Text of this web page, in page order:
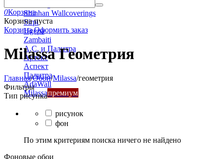
Shinhan Wallcoverings
Sirpi
Ugepa
Zambaiti
А.С. и Палитра
Артекс
Аспект
Палитра
AdaWall
Milassaпремиум
0Корзина
Корзина пуста
Корзина Оформить заказ
Milassa Геометрия
Главная/Обои/Milassa/геометрия
Фильтры
Тип рисунка
рисунок
фон
По этим критериям поиска ничего не найдено
Фоновые обои